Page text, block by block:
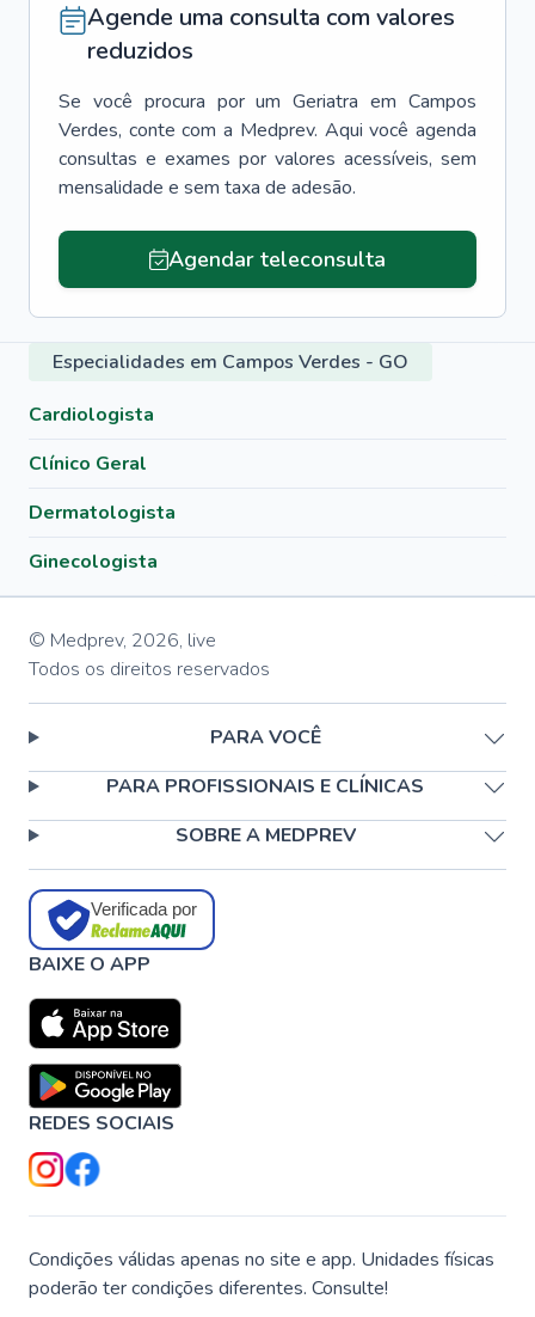
Agende uma consulta com valores
reduzidos
Se você procura por um Geriatra em Campos
Verdes, conte com a Medprev. Aqui você agenda
consultas e exames por valores acessíveis, sem
mensalidade e sem taxa de adesão.
Agendar teleconsulta
Especialidades em Campos Verdes - GO
Cardiologista
Clínico Geral
Dermatologista
Ginecologista
© Medprev, 2026, live
Todos os direitos reservados
PARA VOCÊ
PARA PROFISSIONAIS E CLÍNICAS
SOBRE A MEDPREV
Verificada por
BAIXE O APP
REDES SOCIAIS
Condições válidas apenas no site e app. Unidades físicas
poderão ter condições diferentes. Consulte!